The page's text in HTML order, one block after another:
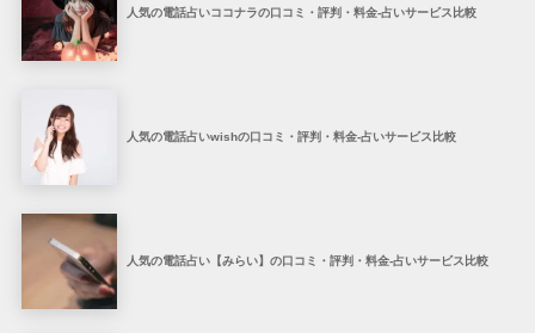
人気の電話占いココナラの口コミ・評判・料金-占いサービス比較
人気の電話占いwishの口コミ・評判・料金-占いサービス比較
人気の電話占い【みらい】の口コミ・評判・料金-占いサービス比較